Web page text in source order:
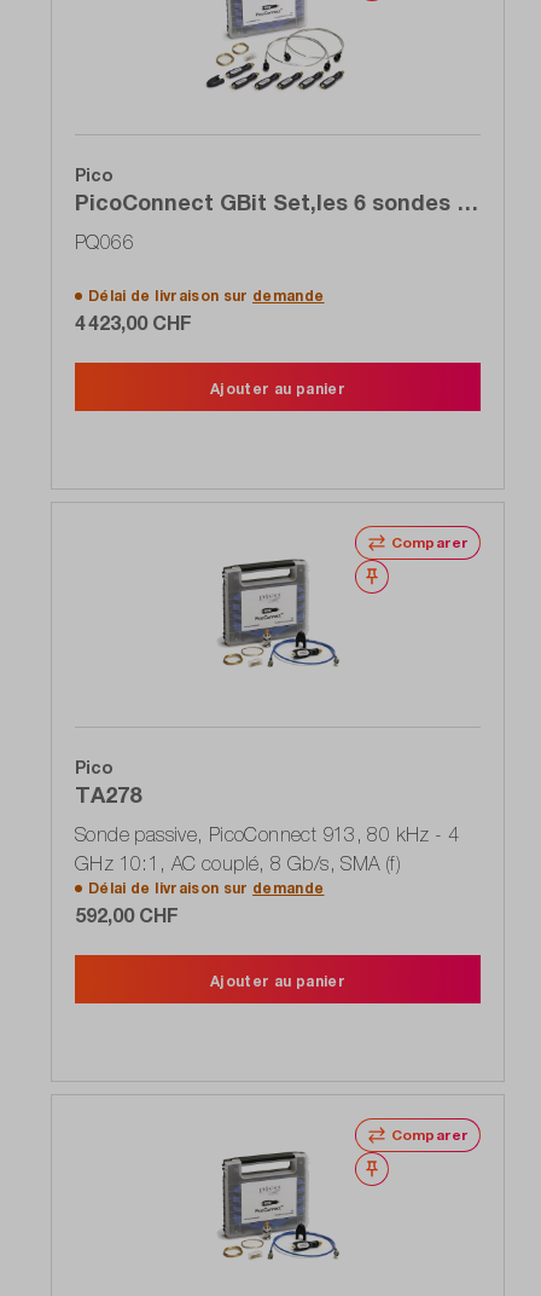
Pico
PicoConnect GBit Set,les 6 sondes 6
à 9 GHz de la série 920 pour le prix
de 4
PQ066
Délai de livraison sur demande
4 423,00 CHF
Ajouter au panier
Comparer
Noter
Pico
TA278
Sonde passive, PicoConnect 913, 80 kHz - 4
GHz 10:1, AC couplé, 8 Gb/s, SMA (f)
Délai de livraison sur demande
592,00 CHF
Ajouter au panier
Comparer
Noter